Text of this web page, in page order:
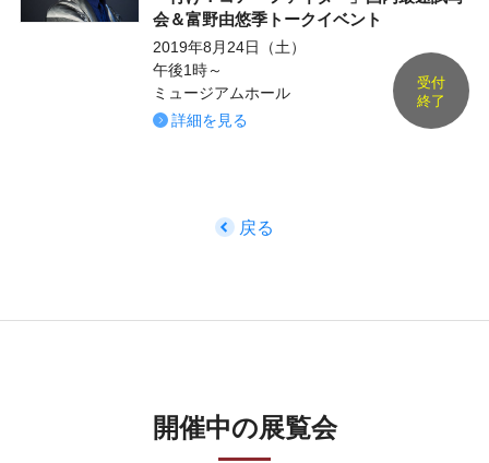
会＆富野由悠季トークイベント
2019年8月24日（土）
午後1時～
ミュージアムホール
詳細を見る
受付
終了
戻る
開催中の展覧会